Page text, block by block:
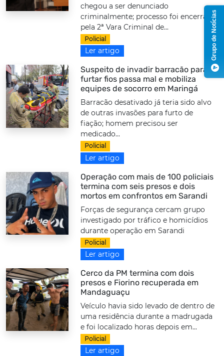
chegou a ser denunciado
criminalmente; processo foi encerrado
pela 2ª Vara Criminal de...
Policial
Ler artigo
Suspeito de invadir barracão para
furtar fios passa mal e mobiliza
equipes de socorro em Maringá
Barracão desativado já teria sido alvo
de outras invasões para furto de
fiação; homem precisou ser
medicado...
Policial
Ler artigo
Operação com mais de 100 policiais
termina com seis presos e dois
mortos em confrontos em Sarandi
Forças de segurança cercam grupo
investigado por tráfico e homicídios
durante operação em Sarandi
Policial
Ler artigo
Cerco da PM termina com dois
presos e Fiorino recuperada em
Mandaguaçu
Veículo havia sido levado de dentro de
uma residência durante a madrugada
e foi localizado horas depois em...
Policial
Ler artigo
Grupo de Notícias